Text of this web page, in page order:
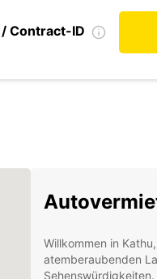
Contract-ID
Willkommen in
atemberaubenden